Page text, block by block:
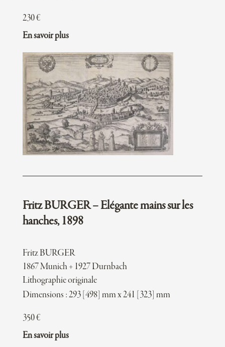
230€
En savoir plus
Fritz BURGER – Elégante mains sur les
hanches, 1898
Fritz BURGER
1867 Munich + 1927 Durnbach
Lithographie originale
Dimensions : 293 [498] mm x 241 [323] mm
350€
En savoir plus